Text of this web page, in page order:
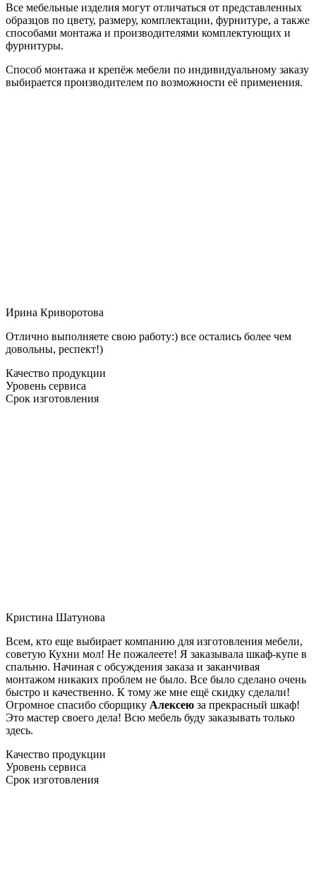
Все мебельные изделия могут отличаться от представленных
образцов по цвету, размеру, комплектации, фурнитуре, а также
способами монтажа и производителями комплектующих и
фурнитуры.
Способ монтажа и крепёж мебели по индивидуальному заказу
выбирается производителем по возможности её применения.
Ирина Криворотова
Отлично выполняете свою работу:) все остались более чем
довольны, респект!)
Качество продукции
Уровень сервиса
Срок изготовления
Кристина Шатунова
Всем, кто еще выбирает компанию для изготовления мебели,
советую Кухни мол! Не пожалеете! Я заказывала шкаф-купе в
спальню. Начиная с обсуждения заказа и заканчивая
монтажом никаких проблем не было. Все было сделано очень
быстро и качественно. К тому же мне ещё скидку сделали!
Огромное спасибо сборщику Алексею за прекрасный шкаф!
Это мастер своего дела! Всю мебель буду заказывать только
здесь.
Качество продукции
Уровень сервиса
Срок изготовления